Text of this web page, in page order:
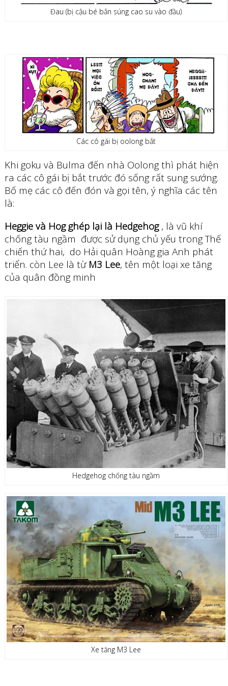
Đau (bị cậu bé bắn súng cao su vào đầu)
Các cô gái bị oolong bắt
Khi goku và Bulma đến nhà Oolong thì phát hiện
ra các cô gái bị bắt trước đó sống rất sung sướng.
Bố mẹ các cô đến đón và gọi tên, ý nghĩa các tên
là:
Heggie và Hog ghép lại là Hedgehog, là vũ khí
chống tàu ngầm được sử dụng chủ yếu trong Thế
chiến thứ hai, do Hải quân Hoàng gia Anh phát
triển. còn Lee là từ M3 Lee, tên một loại xe tăng
của quân đồng minh
Hedgehog chống tàu ngầm
Xe tăng M3 Lee